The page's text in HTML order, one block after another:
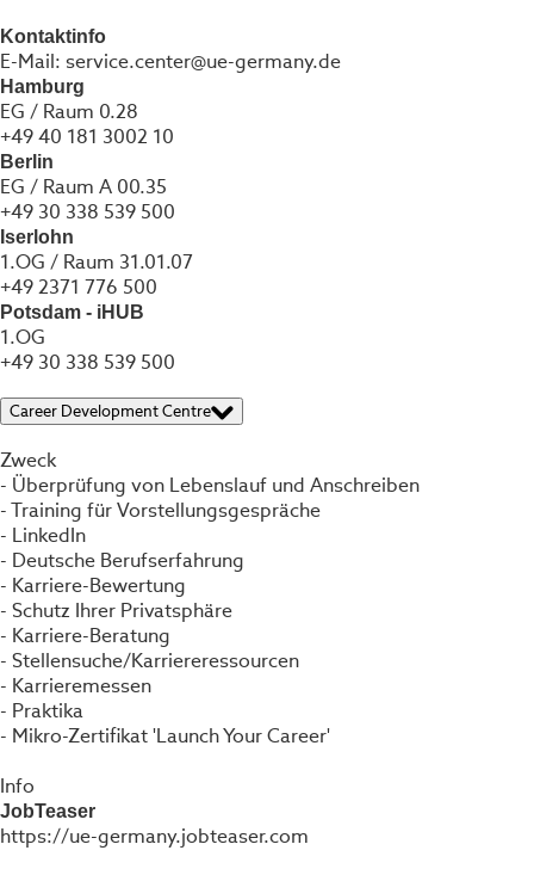
Kontaktinfo
E-Mail: service.center@ue-germany.de
Hamburg
EG / Raum 0.28
+49 40 181 3002 10
Berlin
EG / Raum A 00.35
+49 30 338 539 500
Iserlohn
1.OG / Raum 31.01.07
+49 2371 776 500
Potsdam - iHUB
1.OG
+49 30 338 539 500
Career Development Centre
Zweck
- Überprüfung von Lebenslauf und Anschreiben
- Training für Vorstellungsgespräche
- LinkedIn
- Deutsche Berufserfahrung
- Karriere-Bewertung
- Schutz Ihrer Privatsphäre
- Karriere-Beratung
- Stellensuche/Karriereressourcen
- Karrieremessen
- Praktika
- Mikro-Zertifikat 'Launch Your Career'
Info
JobTeaser
https://ue-germany.jobteaser.com